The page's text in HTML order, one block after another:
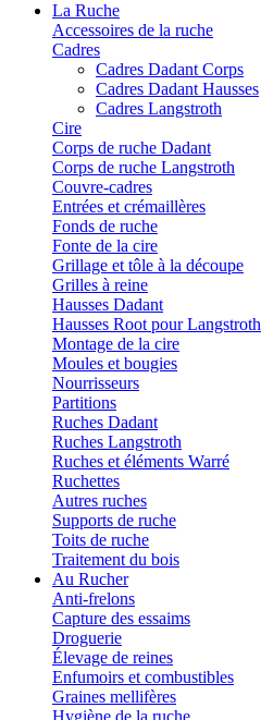
La Ruche
Accessoires de la ruche
Cadres
Cadres Dadant Corps
Cadres Dadant Hausses
Cadres Langstroth
Cire
Corps de ruche Dadant
Corps de ruche Langstroth
Couvre-cadres
Entrées et crémaillères
Fonds de ruche
Fonte de la cire
Grillage et tôle à la découpe
Grilles à reine
Hausses Dadant
Hausses Root pour Langstroth
Montage de la cire
Moules et bougies
Nourrisseurs
Partitions
Ruches Dadant
Ruches Langstroth
Ruches et éléments Warré
Ruchettes
Autres ruches
Supports de ruche
Toits de ruche
Traitement du bois
Au Rucher
Anti-frelons
Capture des essaims
Droguerie
Élevage de reines
Enfumoirs et combustibles
Graines mellifères
Hygiène de la ruche